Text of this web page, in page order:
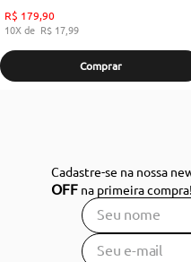
R$ 179,90
10
R$ 17,99
Comprar
Cadastre-se na nossa
OFF na primeira compra!